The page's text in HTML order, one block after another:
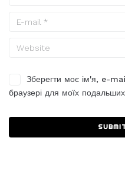
Зберегти моє ім'я, e-
браузері для моїх